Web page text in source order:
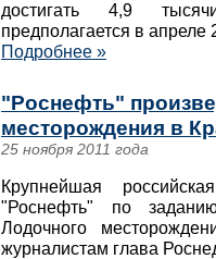
достигать 4,9
предполагается в апреле
Подробнее »
"Роснефть"
месторождения в
25 ноября 2011 года
Крупнейшая
"Роснефть" по
Лодочного
журналистам глава